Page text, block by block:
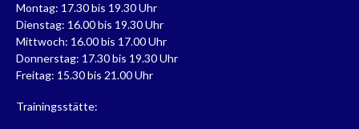
Montag: 17.30 bis 19.30 Uhr
Dienstag: 16.00 bis 19.30 Uhr
Mittwoch: 16.00 bis 17.00 Uhr
Donnerstag: 17.30 bis 19.30 Uhr
Freitag: 15.30 bis 21.00 Uhr
Trainingsstätte: